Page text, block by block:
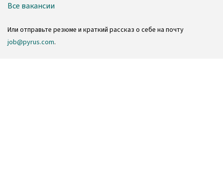
Все вакансии
Или отправьте резюме и краткий рассказ о себе на почту
job@pyrus.com.